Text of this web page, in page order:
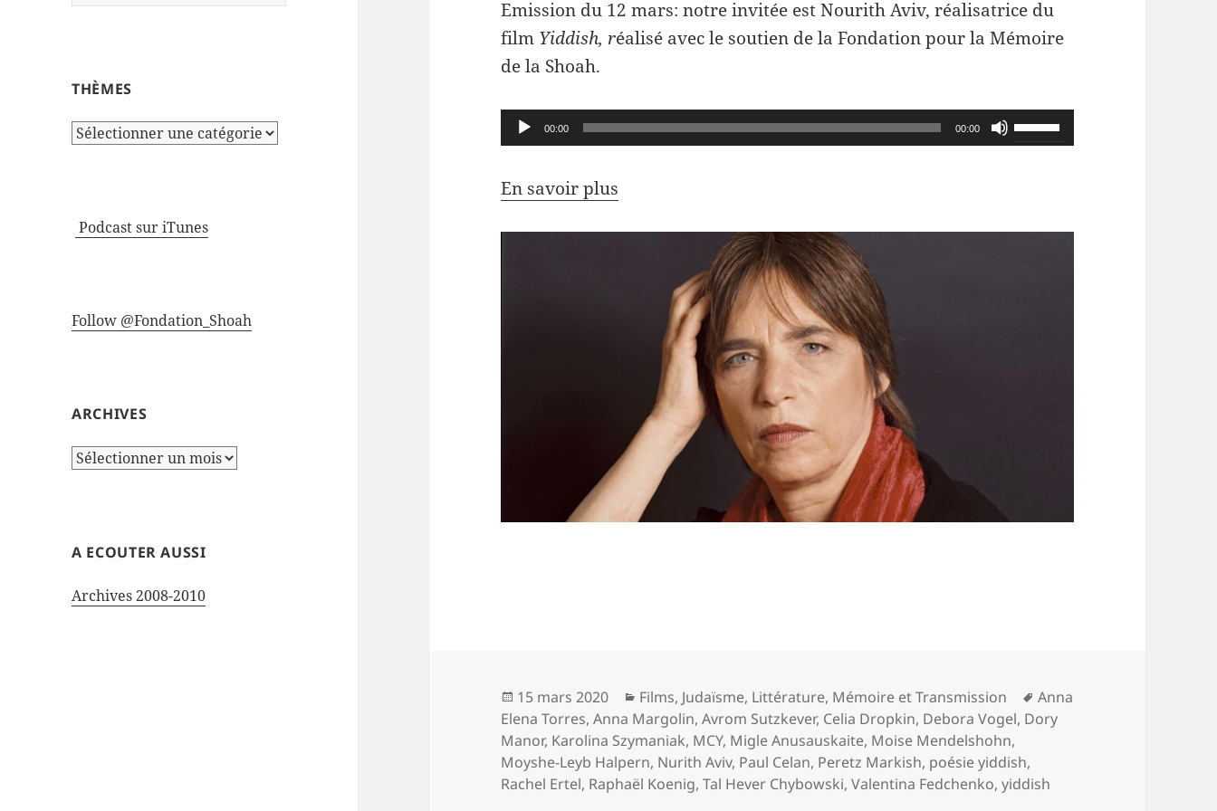
THÈMES
Thèmes
Podcast sur iTunes
Follow @Fondation_Shoah
ARCHIVES
Archives
A ECOUTER AUSSI
Archives 2008-2010
Emission du 12 mars: notre invitée est Nourith Aviv, réalisatrice du
film Yiddish, réalisé avec le soutien de la Fondation pour la Mémoire
de la Shoah.
Lecteur
audio
00:00 00:00
Utilisez
les
pour
En savoir plus
Publié
le
15 mars 2020 Catégories
Films, Judaïsme, Littérature, Mémoire et Transmission
Mots-
clés
Anna
Elena Torres,Anna Margolin,Avrom Sutzkever, Celia Dropkin, Debora Vogel, Dory
Manor, Karolina Szymaniak, MCY, Migle Anusauskaite, Moise Mendelshohn,
Moyshe-Leyb Halpern, Nurith Aviv, Paul Celan, Peretz Markish, poésie yiddish,
Rachel Ertel, Raphaël Koenig,Tal Hever Chybowski,Valentina Fedchenko,yiddish